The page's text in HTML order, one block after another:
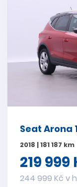
Seat Arona
2018 | 181 187 km
219 999
244 999 Kč v